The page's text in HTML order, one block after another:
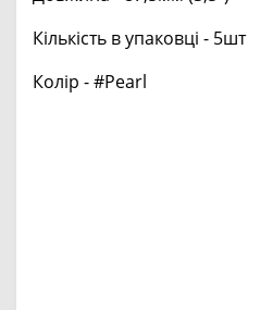
Кількість в упаковці - 5шт
Колір - #Pearl